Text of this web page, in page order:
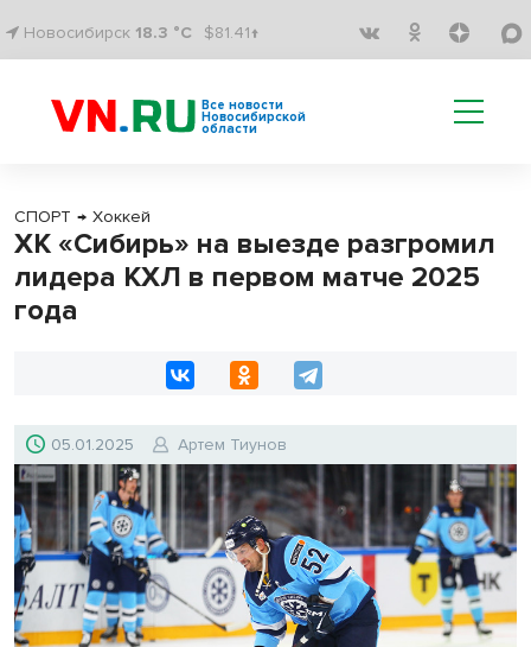
Новосибирск 18.3 °C $81.41↑
Все новости
Новосибирской
области
СПОРТ → Хоккей
ХК «Сибирь» на выезде разгромил
лидера КХЛ в первом матче 2025
года
05.01.2025 Артем Тиунов